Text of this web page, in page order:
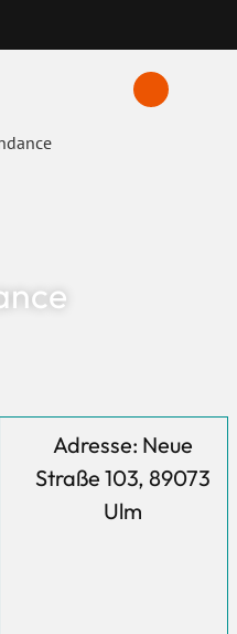
Adresse: Neue
Straße 103, 89073
Ulm